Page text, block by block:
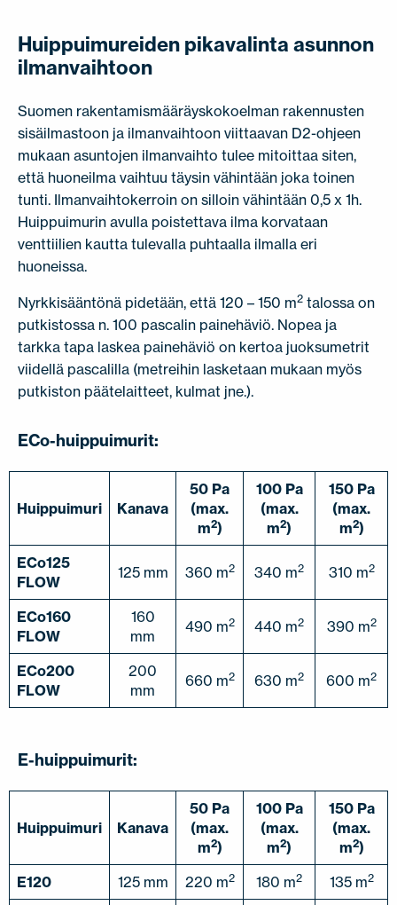
Huippuimureiden pikavalinta asunnon
ilmanvaihtoon
Suomen rakentamismääräyskokoelman rakennusten
sisäilmastoon ja ilmanvaihtoon viittaavan D2-ohjeen
mukaan asuntojen ilmanvaihto tulee mitoittaa siten,
että huoneilma vaihtuu täysin vähintään joka toinen
tunti. Ilmanvaihtokerroin on silloin vähintään 0,5 x 1h.
Huippuimurin avulla poistettava ilma korvataan
venttiilien kautta tulevalla puhtaalla ilmalla eri
huoneissa.
Nyrkkisääntönä pidetään, että 120 – 150 m2 talossa on
putkistossa n. 100 pascalin painehäviö. Nopea ja
tarkka tapa laskea painehäviö on kertoa juoksumetrit
viidellä pascalilla (metreihin lasketaan mukaan myös
putkiston päätelaitteet, kulmat jne.).
ECo-huippuimurit:
Huippuimuri Kanava
50 Pa
(max.
m2)
100 Pa
(max.
m2)
150 Pa
(max.
m2)
ECo125
FLOW
125 mm 360 m2 340 m2 310 m2
ECo160
FLOW
160
mm
490 m2 440 m2 390 m2
ECo200
FLOW
200
mm
660 m2 630 m2 600 m2
E-huippuimurit:
Huippuimuri Kanava
50 Pa
(max.
m2)
100 Pa
(max.
m2)
150 Pa
(max.
m2)
E120
125 mm 220 m2 180 m2 135 m2